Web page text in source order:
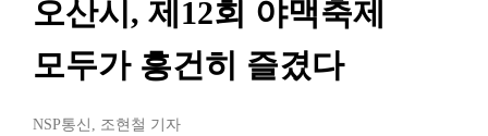
오산시, 제12회 야맥축제
모두가 흥건히 즐겼다
NSP통신 , 조현철 기자